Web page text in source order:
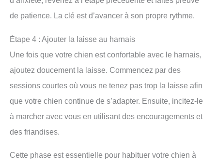
de patience. La clé est d’avancer à son propre rythme.
Étape 4 : Ajouter la laisse au harnais
Une fois que votre chien est confortable avec le harnais,
ajoutez doucement la laisse. Commencez par des
sessions courtes où vous ne tenez pas trop la laisse afin
que votre chien continue de s’adapter. Ensuite, incitez-le
à marcher avec vous en utilisant des encouragements et
des friandises.
Cette phase est essentielle pour habituer votre chien à